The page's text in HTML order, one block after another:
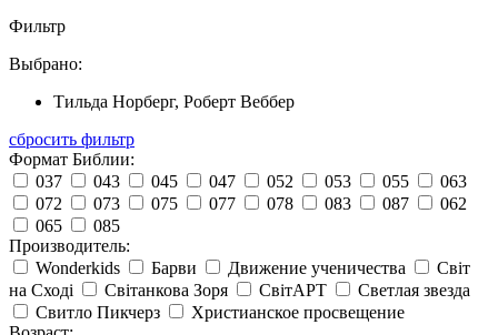
Фильтр
Выбрано:
Тильда Норберг, Роберт Веббер
сбросить фильтр
Формат Библии:
037
043 045 047 052 053 055
063
072
073 075 077 078 083 087
062
065
085
Производитель:
Wonderkids
Барви Движение ученичества
Світ
на Сході
Світанкова Зоря СвітАРТ
Светлая звезда
Свитло Пикчерз
Христианское просвещение